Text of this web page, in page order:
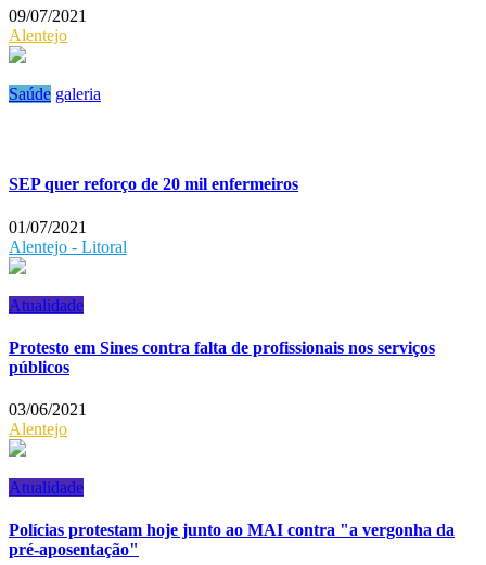
09/07/2021
Alentejo
Saúde galeria
SEP quer reforço de 20 mil enfermeiros
01/07/2021
Alentejo - Litoral
Atualidade
Protesto em Sines contra falta de profissionais nos serviços
públicos
03/06/2021
Alentejo
Atualidade
Polícias protestam hoje junto ao MAI contra "a vergonha da
pré-aposentação"